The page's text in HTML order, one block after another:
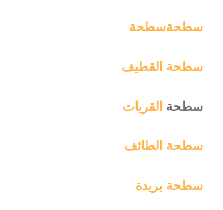
سطحةسطحة
سطحة القطيف
سطحة القريات
سطحة الطائف
سطحة بريدة